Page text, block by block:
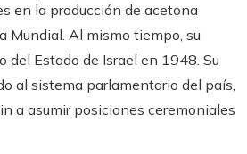
en la producción de acetona
Mundial. Al mismo tiempo, su
Estado de Israel en 1948. Su
al sistema parlamentario del país,
a asumir posiciones ceremoniales